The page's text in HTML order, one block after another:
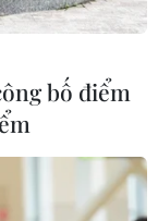
bố điểm